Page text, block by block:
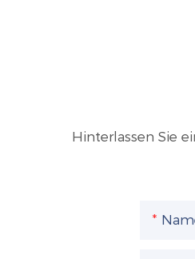
Hinterlassen Sie